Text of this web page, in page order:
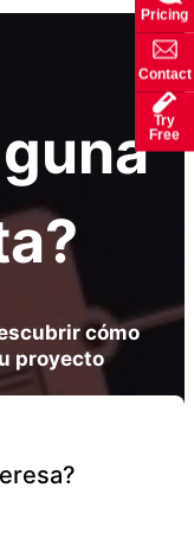
Pricing
Contact
Try
Free
cómo
proyecto